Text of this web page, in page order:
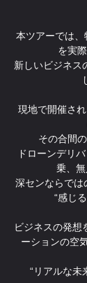
本ツアーでは
を実
新しいビジネス
現地で開催さ
その合間
ドローンデリ
乗、無
深センならでは
“感じ
ビジネスの発想
ーションの空
“リアルな未